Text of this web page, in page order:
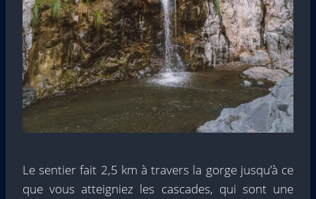
Le sentier fait 2,5 km à travers la gorge jusqu’à ce
que vous atteigniez les cascades, qui sont une